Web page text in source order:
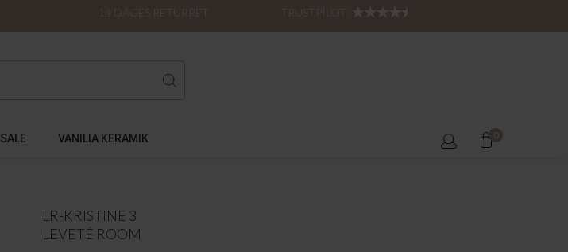
14 DAGES RETURRET
SALE VANILIA KERAMIK 0
LR-KRISTINE 3
LEVETÉ ROOM